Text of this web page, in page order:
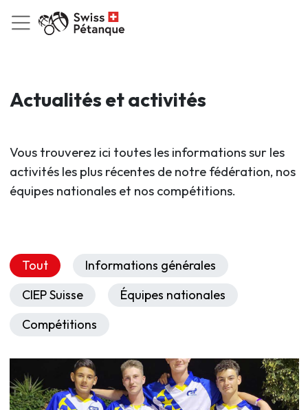
Actualités et activités
Vous trouverez ici toutes les informations sur les
activités les plus récentes de notre fédération, nos
équipes nationales et nos compétitions.
Tout
Informations générales
CIEP Suisse
Équipes nationales
Compétitions